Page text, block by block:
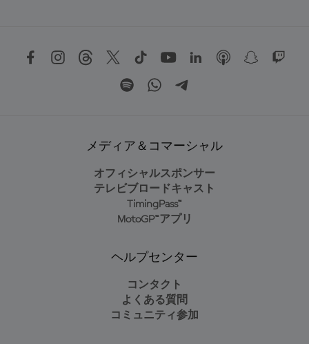
メディア＆コマーシャル
オフィシャルスポンサー
テレビブロードキャスト
TimingPass™
MotoGP™アプリ
ヘルプセンター
コンタクト
よくある質問
コミュニティ参加